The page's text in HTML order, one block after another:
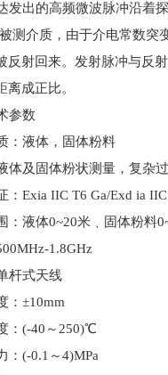
的高频微波脉冲沿着探
测介质，由于介电常数突
反射回来。发射脉冲与反
离成正比。
数
体，固体粉料
固体粉状测量，复杂过
IIC T6 Ga/Exd ia IIC
体0~20米﹑固体粉料
1.8GHz
式天线
±10mm
(-40～250)℃
0.1～4)MPa